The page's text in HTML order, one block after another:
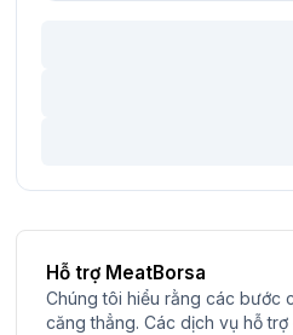
Hỗ trợ MeatBorsa
Chúng tôi hiểu rằng các bước
căng thẳng. Các dịch vụ hỗ